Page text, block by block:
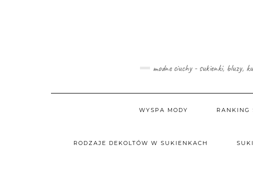
modne ciuchy - sukienki, bluzy,
WYSPA MODY RANKING
RODZAJE DEKOLTÓW W SUKIENKACH